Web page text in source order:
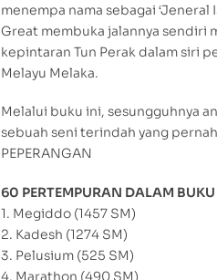
menempa nama sebagai ‘Jeneral
Great membuka jalannya sendiri
kepintaran Tun Perak dalam siri
Melayu Melaka.
Melalui buku ini, sesungguhnya
sebuah seni terindah yang pernah
PEPERANGAN
60 PERTEMPURAN DALAM
1. Megiddo (1457 SM)
2. Kadesh (1274 SM)
3. Pelusium (525 SM)
4. Marathon (490 SM)